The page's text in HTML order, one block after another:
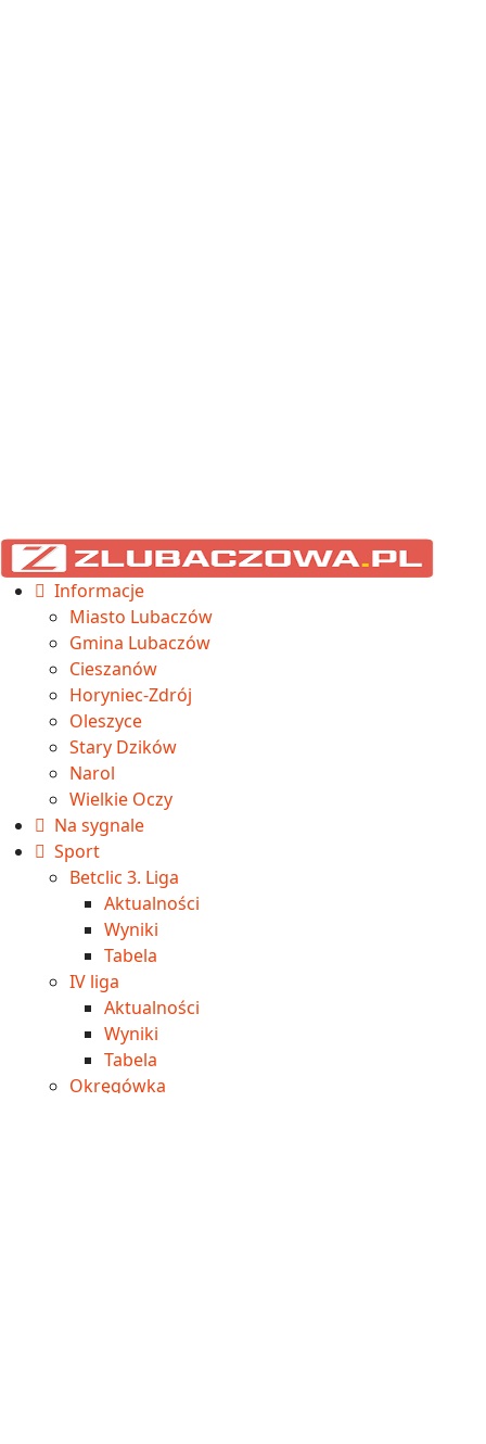
Informacje
Miasto Lubaczów
Gmina Lubaczów
Cieszanów
Horyniec-Zdrój
Oleszyce
Stary Dzików
Narol
Wielkie Oczy
Na sygnale
Sport
Betclic 3. Liga
Aktualności
Wyniki
Tabela
IV liga
Aktualności
Wyniki
Tabela
Okręgówka